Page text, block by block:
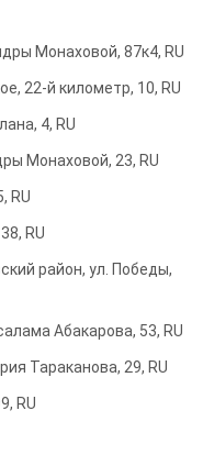
Монаховой, 87к4, RU
22-й километр, 10, RU
4, RU
Монаховой, 23, RU
RU
RU
район, ул. Победы,
Абакарова, 53, RU
Тараканова, 29, RU
RU